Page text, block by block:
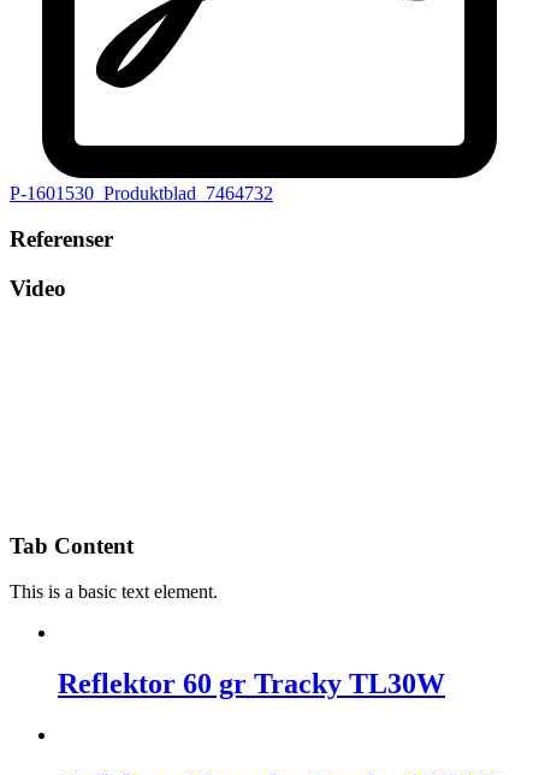
P-1601530_Produktblad_7464732
Referenser
Video
Tab Content
This is a basic text element.
Reflektor 60 gr Tracky TL30W